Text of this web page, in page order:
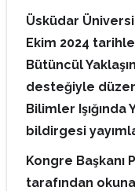
Üsküdar
Ekim 2024
Bütüncül
desteğiyle
Bilimler Işığında
bildirgesi
Kongre Başkanı
tarafından